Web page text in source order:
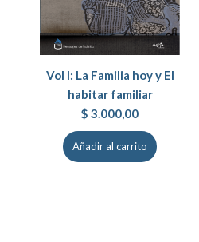
Vol I: La Familia hoy y El
habitar familiar
$ 3.000,00
Añadir al carrito